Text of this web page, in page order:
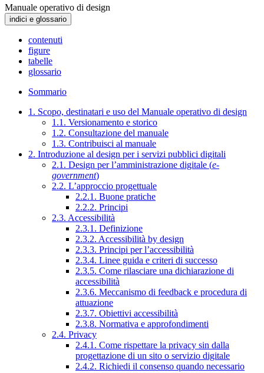
Manuale operativo di design
indici e glossario
contenuti
figure
tabelle
glossario
Sommario
1. Scopo, destinatari e uso del Manuale operativo di design
1.1. Versionamento e storico
1.2. Consultazione del manuale
1.3. Contribuisci al manuale
2. Introduzione al design per i servizi pubblici digitali
2.1. Design per l’amministrazione digitale (e-
government)
2.2. L’approccio progettuale
2.2.1. Buone pratiche
2.2.2. Principi
2.3. Accessibilità
2.3.1. Definizione
2.3.2. Accessibilità by design
2.3.3. Principi per l’accessibilità
2.3.4. Linee guida e criteri di successo
2.3.5. Come rilasciare una dichiarazione di
accessibilità
2.3.6. Meccanismo di feedback e procedura di
attuazione
2.3.7. Obiettivi accessibilità
2.3.8. Normativa e approfondimenti
2.4. Privacy
2.4.1. Come rispettare la privacy sin dalla
progettazione di un sito o servizio digitale
2.4.2. Richiedi il consenso quando necessario